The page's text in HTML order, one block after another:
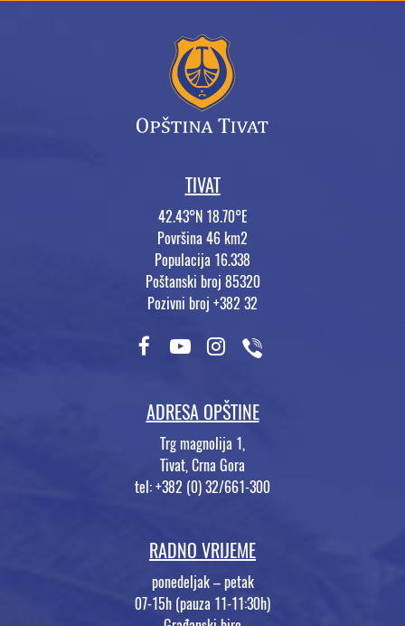
TIVAT
42.43°N 18.70°E
Površina 46 km2
Populacija 16.338
Poštanski broj 85320
Pozivni broj +382 32
ADRESA OPŠTINE
Trg magnolija 1,
Tivat, Crna Gora
tel: +382 (0) 32/661-300
RADNO VRIJEME
ponedeljak – petak
07-15h (pauza 11-11:30h)